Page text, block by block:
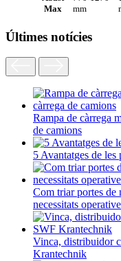
Max
mm
Últimes notícies
Rampa de càrrega
de camions
5 Avantatges de les
Com triar portes de
necessitats
Vinca, distribuidor
Krantechnik